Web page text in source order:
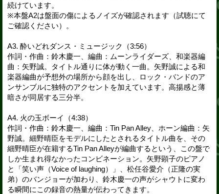
続けています。
※本盤A2は盤面の傷によるノイズが確認されます（試聴にて
ご確認ください）。
A3. 酔いどれダンス・ミュージック（3:56）
作詞・作曲：鈴木慶一、編曲：ムーンライダーズ、和楽器編
曲：矢野誠。タイトル通りに体が動く一曲。矢野誠による和
楽器編曲が予想外の場所から顔を出し、ロック・バンドのア
ンサンブルに独特のアクセントを加えています。高揚感と薄
暗さが同居する三分半。
A4. 火の玉ボーイ（4:38）
作詞・作曲：鈴木慶一、編曲：Tin Pan Alley、ホーン編曲：矢
野誠。細野晴臣をモデルにしたとされるタイトル曲を、その
細野晴臣が在籍するTin Pan Alleyが編曲するという、この盤で
しか生まれ得なかったコンビネーション。矢野顕子のピアノ
と「笑い声（Voice of laughing）」、松任谷愛介（正隆の実
弟）のバンジョーが加わり、鈴木慶一の声がシャウトに変わ
る瞬間にこの録音の熱量が伝わってきます。